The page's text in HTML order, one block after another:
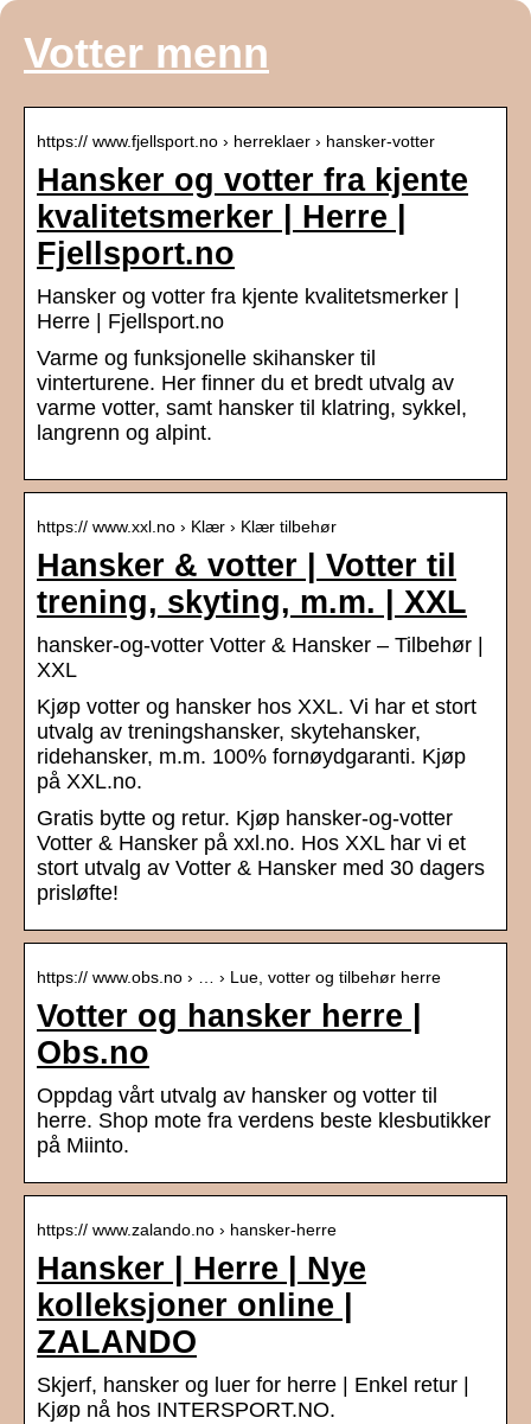
Votter menn
https:// www.fjellsport.no › herreklaer › hansker-votter
Hansker og votter fra kjente
kvalitetsmerker | Herre |
Fjellsport.no
Hansker og votter fra kjente kvalitetsmerker |
Herre | Fjellsport.no
Varme og funksjonelle skihansker til
vinterturene. Her finner du et bredt utvalg av
varme votter, samt hansker til klatring, sykkel,
langrenn og alpint.
https:// www.xxl.no › Klær › Klær tilbehør
Hansker & votter | Votter til
trening, skyting, m.m. | XXL
hansker-og-votter Votter & Hansker – Tilbehør |
XXL
Kjøp votter og hansker hos XXL. Vi har et stort
utvalg av treningshansker, skytehansker,
ridehansker, m.m. 100% fornøydgaranti. Kjøp
på XXL.no.
Gratis bytte og retur. Kjøp hansker-og-votter
Votter & Hansker på xxl.no. Hos XXL har vi et
stort utvalg av Votter & Hansker med 30 dagers
prisløfte!
https:// www.obs.no › … › Lue, votter og tilbehør herre
Votter og hansker herre |
Obs.no
Oppdag vårt utvalg av hansker og votter til
herre. Shop mote fra verdens beste klesbutikker
på Miinto.
https:// www.zalando.no › hansker-herre
Hansker | Herre | Nye
kolleksjoner online |
ZALANDO
Skjerf, hansker og luer for herre | Enkel retur |
Kjøp nå hos INTERSPORT.NO.